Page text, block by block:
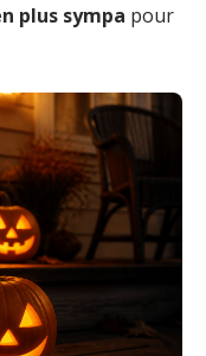
plus sympa pour